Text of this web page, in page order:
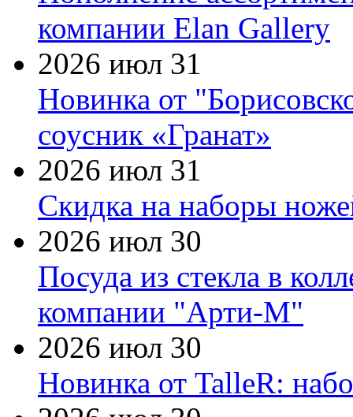
компании Elan Gallery
2026 июл 31
Новинка от
соусник «Гранат»
2026 июл 31
Скидка на наборы
2026 июл 30
Посуда из стекла в
компании "Арти-М"
2026 июл 30
Новинка от TalleR: